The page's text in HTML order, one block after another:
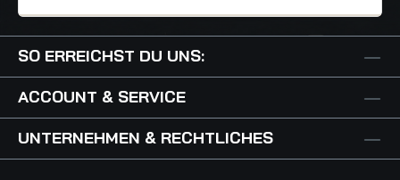
SO ERREICHST DU UNS:
ACCOUNT & SERVICE
UNTERNEHMEN & RECHTLICHES